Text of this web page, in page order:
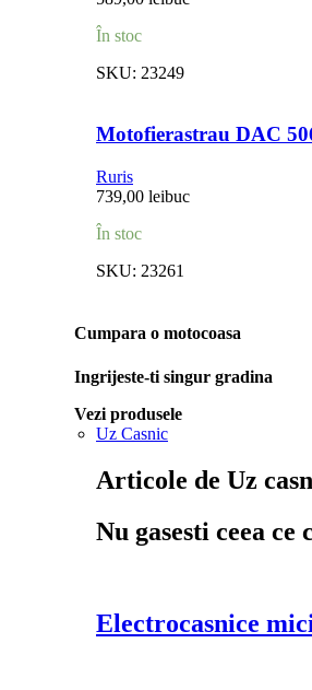
În stoc
SKU: 23249
Motofierastrau DAC
Ruris
739,00 leibuc
În stoc
SKU: 23261
Cumpara o motocoasa
Ingrijeste-ti singur gradina
Vezi produsele
Uz Casnic
Articole de Uz
Nu gasesti ceea ce
Electrocasnice